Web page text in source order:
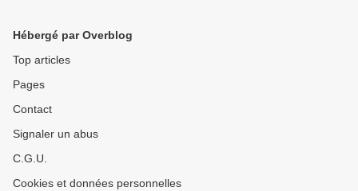
Hébergé par Overblog
Top articles
Pages
Contact
Signaler un abus
C.G.U.
Cookies et données personnelles